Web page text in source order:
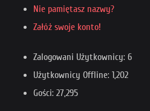
Nie pamiętasz nazwy?
Załóż swoje konto!
Zalogowani Użytkownicy: 6
Użytkownicy Offline: 1,202
Gości: 27,295